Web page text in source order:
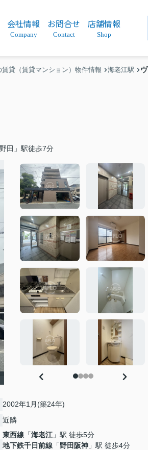
会社情報
Company
お問合せ
Contact
店舗情報
Shop
賃貸（賃貸マンション）物件情報 海老江駅
田」駅徒歩7分
2002年1月(築24年)
近隣
東西線 「海老江 」駅 徒歩5分
地下鉄千日前線 「野田阪神 」駅 徒歩4分